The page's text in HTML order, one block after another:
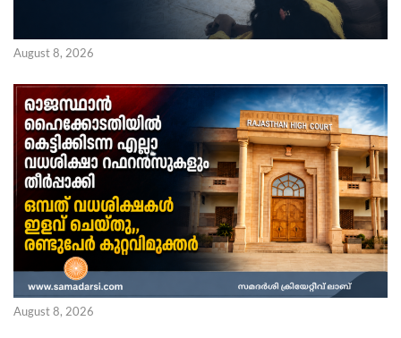
August 8, 2026
August 8, 2026